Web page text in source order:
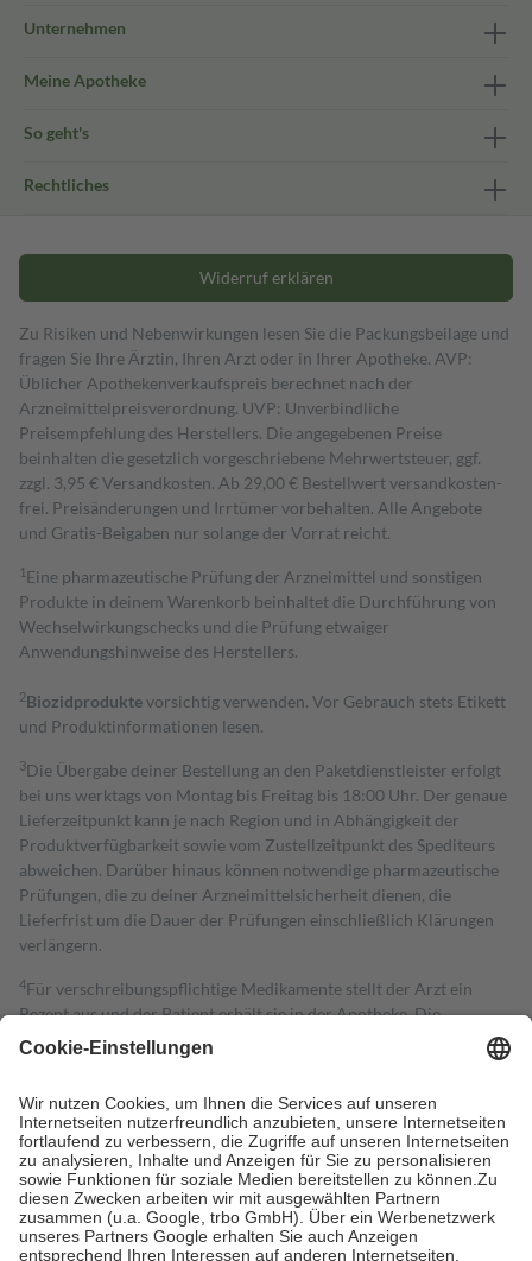
Unternehmen
Meine Apotheke
So geht's
Rechtliches
Widerruf erklären
Zu Risiken und Nebenwirkungen lesen Sie die Packungsbeilage und
fragen Sie Ihre Ärztin, Ihren Arzt oder in Ihrer Apotheke. AVP:
Üblicher Apothekenverkaufspreis berechnet nach der
Arzneimittelpreisverordnung. UVP: Unverbindliche
Preisempfehlung des Herstellers. Die angegebenen Preise
beinhalten die gesetzlich vorgeschriebene Mehrwertsteuer, ggf.
zzgl. 3,95 € Versandkosten. Ab 29,00 € Bestell­wert versand­kosten­
frei. Preisänderungen und Irrtümer vorbehalten. Alle Angebote
und Gratis-Beigaben nur solange der Vorrat reicht.
1 Eine pharmazeutische Prüfung der Arzneimittel und sonstigen
Produkte in deinem Warenkorb beinhaltet die Durchführung von
Wechselwirkungschecks und die Prüfung etwaiger
Anwendungshinweise des Herstellers.
2Biozidproduktevorsichtig verwenden. Vor Gebrauch stets Etikett
und Produktinformationen lesen.
3Die Übergabe deiner Bestellung an den Paketdienstleister erfolgt
bei uns werktags von Montag bis Freitag bis 18:00 Uhr. Der genaue
Lieferzeitpunkt kann je nach Region und in Abhängigkeit der
Produktverfügbarkeit sowie vom Zustellzeitpunkt des Spediteurs
abweichen. Darüber hinaus können notwendige pharmazeutische
Prüfungen, die zu deiner Arzneimittelsicherheit dienen, die
Lieferfrist um die Dauer der Prüfungen einschließlich Klärungen
verlängern.
4Für verschreibungspflichtige Medikamente stellt der Arzt ein
Rezept aus und der Patient erhält sie in der Apotheke. Die
gesetzliche Krankenversicherung übernimmt in der Regel die
Kosten dafür, der Versicherte trägt einen Teil davon als Zuzahlung
Grundsätzlich leisten Mitglieder Zuzahlungen in Höhe von zehn
Prozent des Abgabepreises,mindestens jedochfünf Euround
höchstens zehn Euro.Es sind jedoch nie mehr als die tatsächlichen
Kosten der Leistung zu entrichten.
Diese Regeln gelten grundsätzlich auch für Online-Apotheken.
Bei Heilmitteln und häuslicher Krankenpflege beträgt die